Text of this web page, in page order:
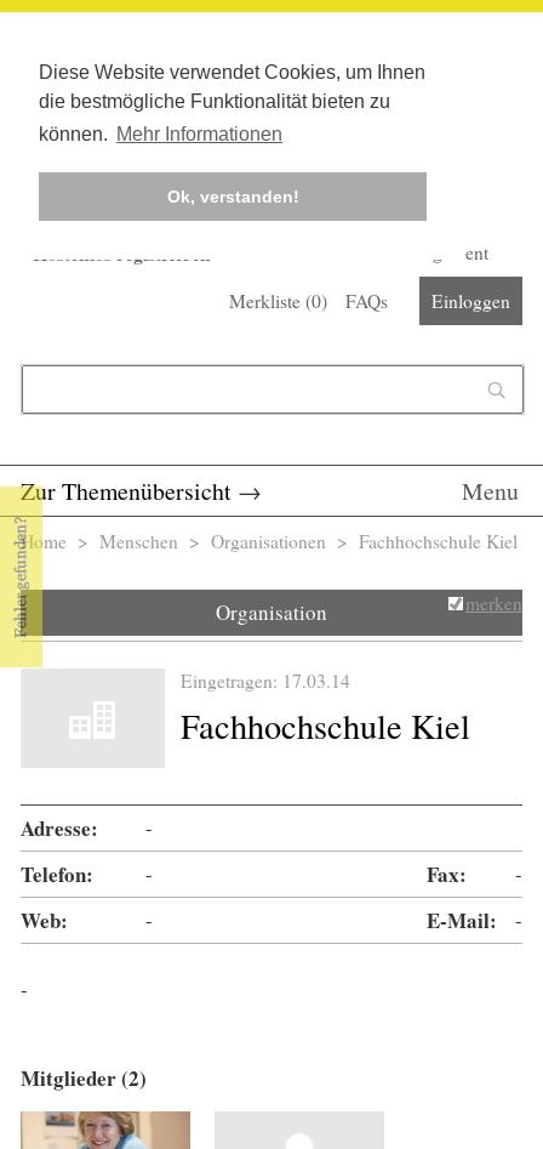
Diese Website verwendet Cookies, um Ihnen
die bestmögliche Funktionalität bieten zu
können. Mehr Informationen
Ok, verstanden!
Kostenlos registrieren
Corona-Management
Merkliste (0) FAQs Einloggen
Zur Themenübersicht → Menu
Sie sind hier
Home > Menschen > Organisationen > Fachhochschule Kiel
Organisation merken
Eingetragen: 17.03.14
Fachhochschule Kiel
Adresse: -
Telefon: - Fax: -
Web: - E-Mail: -
-
Mitglieder (2)